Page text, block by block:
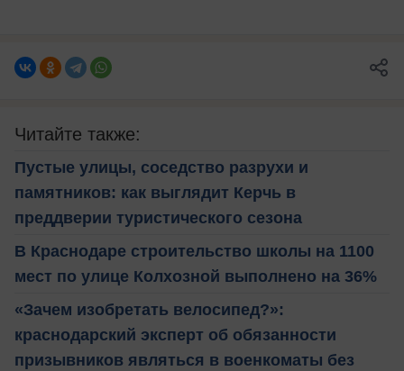
Читайте также:
Пустые улицы, соседство разрухи и
памятников: как выглядит Керчь в
преддверии туристического сезона
В Краснодаре строительство школы на 1100
мест по улице Колхозной выполнено на 36%
«Зачем изобретать велосипед?»:
краснодарский эксперт об обязанности
призывников являться в военкоматы без